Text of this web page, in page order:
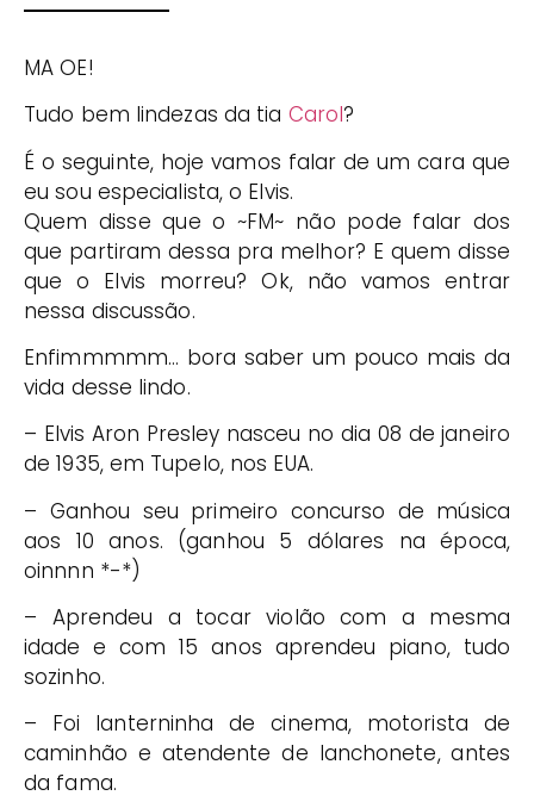
MA OE!
Tudo bem lindezas da tia Carol?
É o seguinte, hoje vamos falar de um cara que
eu sou especialista, o Elvis.
Quem disse que o ~FM~ não pode falar dos
que partiram dessa pra melhor? E quem disse
que o Elvis morreu? Ok, não vamos entrar
nessa discussão.
Enfimmmmm… bora saber um pouco mais da
vida desse lindo.
– Elvis Aron Presley nasceu no dia 08 de janeiro
de 1935, em Tupelo, nos EUA.
– Ganhou seu primeiro concurso de música
aos 10 anos. (ganhou 5 dólares na época,
oinnnn *-*)
– Aprendeu a tocar violão com a mesma
idade e com 15 anos aprendeu piano, tudo
sozinho.
– Foi lanterninha de cinema, motorista de
caminhão e atendente de lanchonete, antes
da fama.